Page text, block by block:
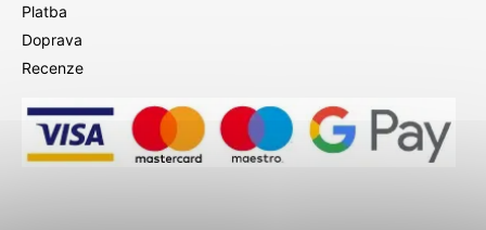
Platba
Doprava
Recenze